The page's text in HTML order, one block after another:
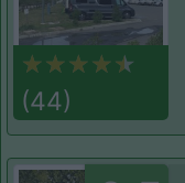
(44)